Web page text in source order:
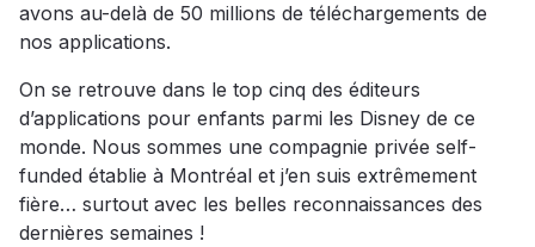
avons au-delà de 50 millions de téléchargements de
nos applications.
On se retrouve dans le top cinq des éditeurs
d’applications pour enfants parmi les Disney de ce
monde. Nous sommes une compagnie privée self-
funded établie à Montréal et j’en suis extrêmement
fière… surtout avec les belles reconnaissances des
dernières semaines !